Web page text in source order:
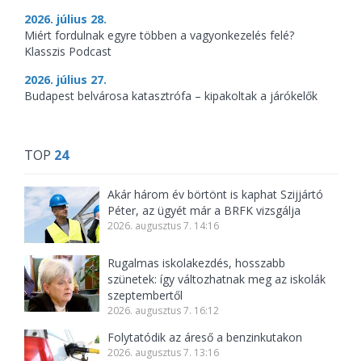
2026. július 28.
Miért fordulnak egyre többen a vagyonkezelés felé?
Klasszis Podcast
2026. július 27.
Budapest belvárosa katasztrófa – kipakoltak a járókelők
TOP 24
Akár három év börtönt is kaphat Szijjártó
Péter, az ügyét már a BRFK vizsgálja
2026. augusztus 7. 14:16
Rugalmas iskolakezdés, hosszabb
szünetek: így változhatnak meg az iskolák
szeptembertől
2026. augusztus 7. 16:12
Folytatódik az áreső a benzinkutakon
2026. augusztus 7. 13:16